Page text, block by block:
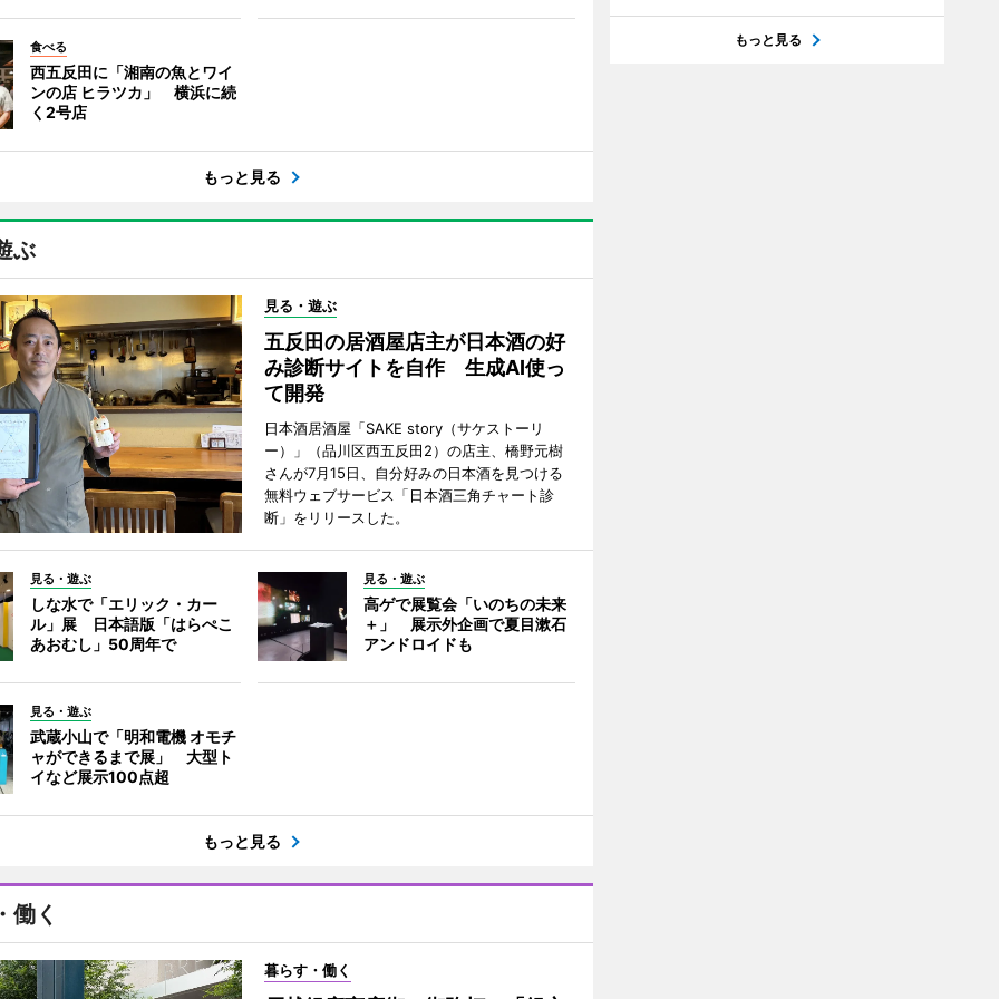
食べる
西五反田に「湘南の魚とワイ
ンの店 ヒラツカ」 横浜に続
く2号店
もっと見る
ぶ
見る・遊ぶ
五反田の居酒屋店主が日本酒の好
み診断サイトを自作 生成AI使っ
て開発
日本酒居酒屋「SAKE story（サケストーリ
ー）」（品川区西五反田2）の店主、橋野元樹
さんが7月15日、自分好みの日本酒を見つける
無料ウェブサービス「日本酒三角チャート診
断」をリリースした。
見る・遊ぶ
しな水で「エリック・カー
ル」展 日本語版「はらぺこ
あおむし」50周年で
見る・遊ぶ
高ゲで展覧会「いのちの未来
＋」 展示外企画で夏目漱石
アンドロイドも
見る・遊ぶ
武蔵小山で「明和電機 オモチ
ャができるまで展」 大型ト
イなど展示100点超
もっと見る
働く
暮らす・働く
もっと見る